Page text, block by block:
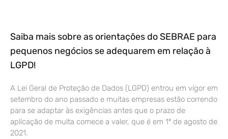
Saiba mais sobre as orientações do SEBRAE para
pequenos negócios se adequarem em relação à
LGPD!
A Lei Geral de Proteção de Dados (LGPD) entrou em vigor em
setembro do ano passado e muitas empresas estão correndo
para se adaptar às exigências antes que o prazo de
aplicação de multa comece a valer, que é em 1º de agosto de
2021.